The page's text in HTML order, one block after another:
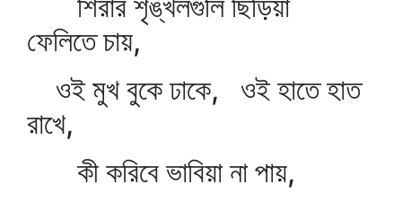
ফেলিতে চায়,
ওই মুখ বুকে ঢাকে, ওই হাতে হাত
রাখে,
কী করিবে ভাবিয়া না পায়,